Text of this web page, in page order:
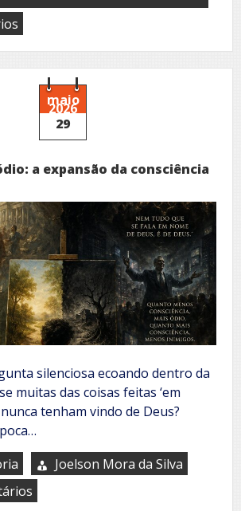
maio
2026
29
a expansão da consciência
silenciosa ecoando dentro da
muitas das coisas feitas ‘em
tenham vindo de Deus?
Joelson Mora da Silva